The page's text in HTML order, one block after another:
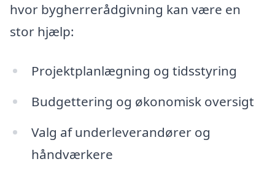
hvor bygherrerådgivning kan være en
stor hjælp:
Projektplanlægning og tidsstyring
Budgettering og økonomisk oversigt
Valg af underleverandører og
håndværkere